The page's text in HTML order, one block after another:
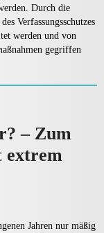
Durch die
Verfassungsschutzes
werden und von
gegriffen
– Zum
extrem
Jahren nur mäßig